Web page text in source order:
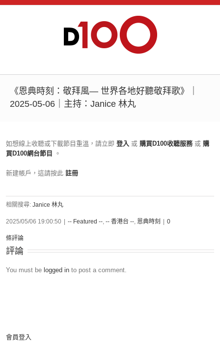
《恩典時刻：敬拜風— 世界各地好聽敬拜歌》｜
2025-05-06｜主持：Janice 林丸
如想線上收聽或下載節目重溫，請立即 登入 或 購買D100收聽服務 或 購
買D100網台節目
。
新建帳戶，這請按此 註冊
相關搜尋: Janice 林丸
2025/05/06 19:00:50 -- Featured --, -- 香港台 --, 恩典時刻 0
條評論
評論
You must be logged in to post a comment.
會員登入